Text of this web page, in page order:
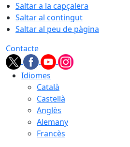
Saltar a la capçalera
Saltar al contingut
Saltar al peu de pàgina
Contacte
Idiomes
Català
Castellà
Anglès
Alemany
Francès